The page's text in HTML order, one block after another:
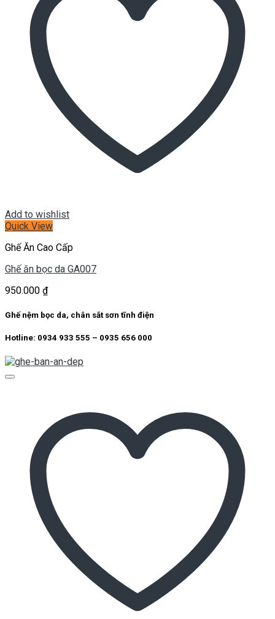
Add to wishlist
Quick View
Ghế Ăn Cao Cấp
Ghế ăn bọc da GA007
950.000 ₫
Ghế nệm bọc da, chân sắt sơn tĩnh điện
Hotline: 0934 933 555 – 0935 656 000